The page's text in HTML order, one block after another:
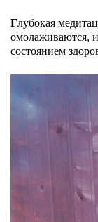
Глубокая
омолаживаются,
состоянием